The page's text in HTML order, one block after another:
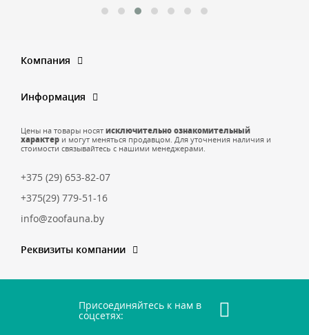
Компания
Информация
Цены на товары носят исключительно ознакомительный
характер и могут меняться продавцом. Для уточнения наличия и
стоимости связывайтесь с нашими менеджерами.
+375 (29) 653-82-07
+375(29) 779-51-16
info@zoofauna.by
Реквизиты компании
Присоединяйтесь к нам в
соцсетях: